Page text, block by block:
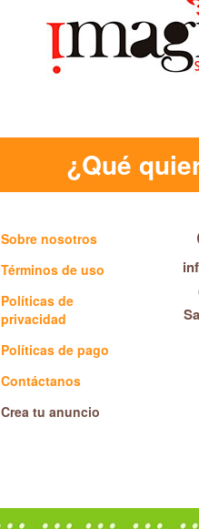
¿Qué
Sobre nosotros
Términos de uso
Políticas de
privacidad
Políticas de pago
Contáctanos
Crea tu anuncio